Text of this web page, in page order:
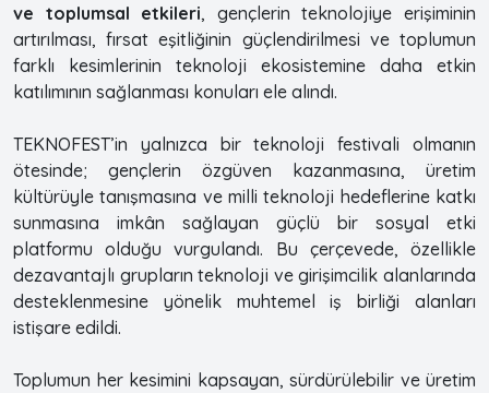
ve toplumsal etkileri, gençlerin teknolojiye erişiminin
artırılması, fırsat eşitliğinin güçlendirilmesi ve toplumun
farklı kesimlerinin teknoloji ekosistemine daha etkin
katılımının sağlanması konuları ele alındı.
TEKNOFEST’in yalnızca bir teknoloji festivali olmanın
ötesinde; gençlerin özgüven kazanmasına, üretim
kültürüyle tanışmasına ve milli teknoloji hedeflerine katkı
sunmasına imkân sağlayan güçlü bir sosyal etki
platformu olduğu vurgulandı. Bu çerçevede, özellikle
dezavantajlı grupların teknoloji ve girişimcilik alanlarında
desteklenmesine yönelik muhtemel iş birliği alanları
istişare edildi.
Toplumun her kesimini kapsayan, sürdürülebilir ve üretim